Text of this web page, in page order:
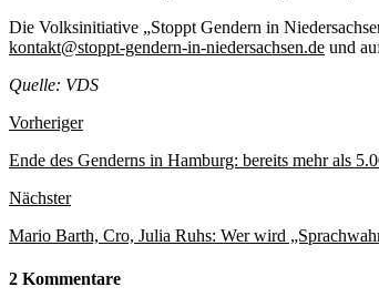
Die Volksinitiative „Stoppt Gendern in
kontakt@stoppt-gendern-in-niedersachsen.de und
Quelle: VDS
Vorheriger
Ende des Genderns in Hamburg: bereits mehr als
Nächster
Mario Barth, Cro, Julia Ruhs: Wer wird
2 Kommentare